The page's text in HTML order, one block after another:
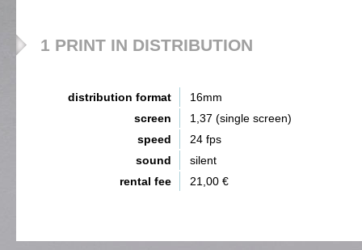
1 PRINT IN DISTRIBUTION
distribution format
16mm
screen
1,37 (single screen)
speed
24 fps
sound
silent
rental fee
21,00 €